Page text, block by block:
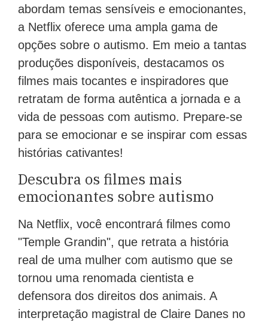
abordam temas sensíveis e emocionantes,
a Netflix oferece uma ampla gama de
opções sobre o autismo. Em meio a tantas
produções disponíveis, destacamos os
filmes mais tocantes e inspiradores que
retratam de forma autêntica a jornada e a
vida de pessoas com autismo. Prepare-se
para se emocionar e se inspirar com essas
histórias cativantes!
Descubra os filmes mais
emocionantes sobre autismo
Na Netflix, você encontrará filmes como
"Temple Grandin", que retrata a história
real de uma mulher com autismo que se
tornou uma renomada cientista e
defensora dos direitos dos animais. A
interpretação magistral de Claire Danes no